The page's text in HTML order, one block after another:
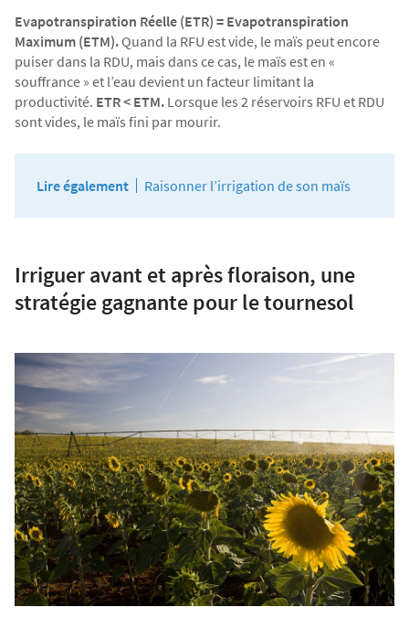
Evapotranspiration Réelle (ETR) = Evapotranspiration
Maximum (ETM). Quand la RFU est vide, le maïs peut encore
puiser dans la RDU, mais dans ce cas, le maïs est en «
souffrance » et l’eau devient un facteur limitant la
productivité. ETR < ETM. Lorsque les 2 réservoirs RFU et RDU
sont vides, le maïs fini par mourir.
Lire également Raisonner l’irrigation de son maïs
Irriguer avant et après floraison, une
stratégie gagnante pour le tournesol